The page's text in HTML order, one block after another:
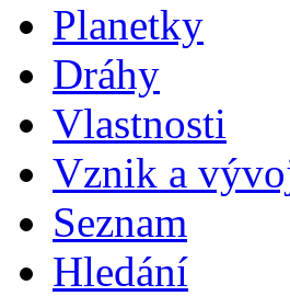
Planetky
Dráhy
Vlastnosti
Vznik a
Seznam
Hledání